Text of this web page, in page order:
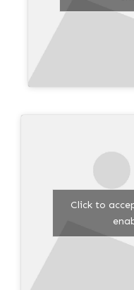
Click to